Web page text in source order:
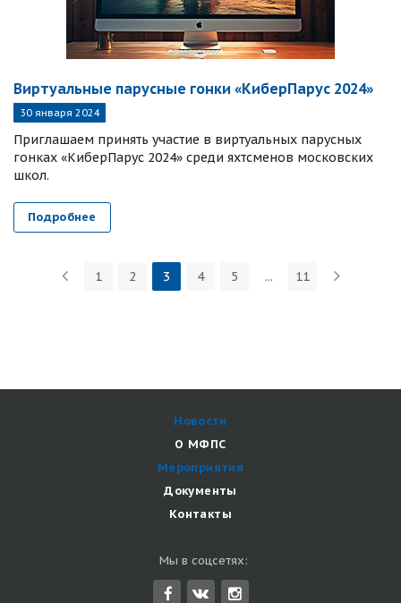
Виртуальные парусные гонки «КиберПарус 2024»
30 января 2024
Приглашаем принять участие в виртуальных парусных
гонках «КиберПарус 2024» среди яхтсменов московских
школ.
Подробнее
1 2 3 4 5 ... 11
Новости
О МФПС
Мероприятия
Документы
Контакты
Мы в соцсетях: